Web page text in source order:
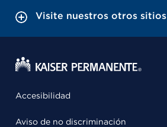
Visite nuestros otros sitios
Accesibilidad
Aviso de no discriminación